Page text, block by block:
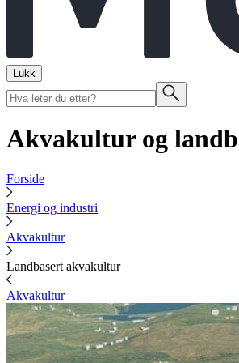
Lukk
Akvakultur og
Forside
Energi og industri
Akvakultur
Landbasert akvakultur
Akvakultur